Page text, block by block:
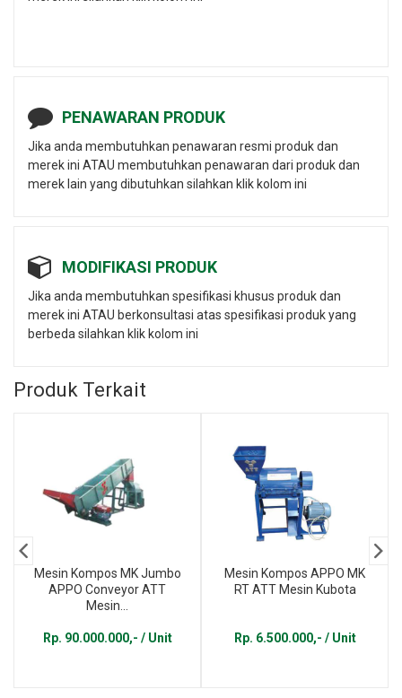
PENAWARAN PRODUK
Jika anda membutuhkan penawaran resmi produk dan
merek ini ATAU membutuhkan penawaran dari produk dan
merek lain yang dibutuhkan silahkan klik kolom ini
MODIFIKASI PRODUK
Jika anda membutuhkan spesifikasi khusus produk dan
merek ini ATAU berkonsultasi atas spesifikasi produk yang
berbeda silahkan klik kolom ini
Produk Terkait
Mesin Kompos MK Jumbo
APPO Conveyor ATT
Mesin...
Rp. 90.000.000,- / Unit
Mesin Kompos APPO MK
RT ATT Mesin Kubota
Rp. 6.500.000,- / Unit